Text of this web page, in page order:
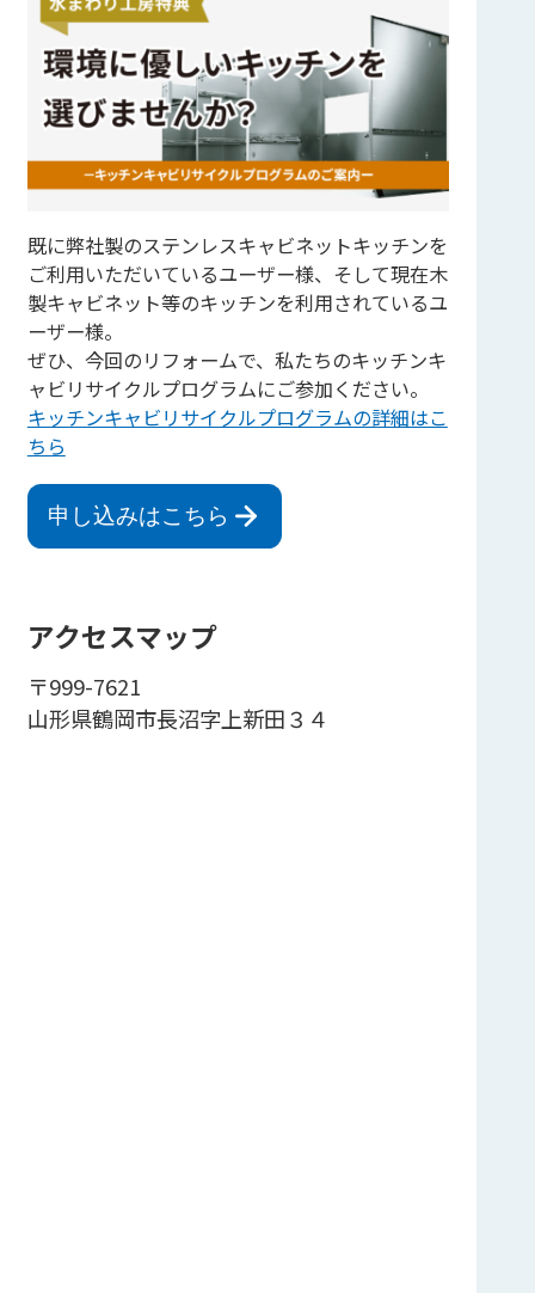
既に弊社製のステンレスキャビネットキッチンを
ご利用いただいているユーザー様、そして現在木
製キャビネット等のキッチンを利用されているユ
ーザー様。
ぜひ、今回のリフォームで、私たちのキッチンキ
ャビリサイクルプログラムにご参加ください。
キッチンキャビリサイクルプログラムの詳細はこ
ちら
申し込みはこちら
アクセスマップ
〒999-7621
山形県鶴岡市長沼字上新田３４